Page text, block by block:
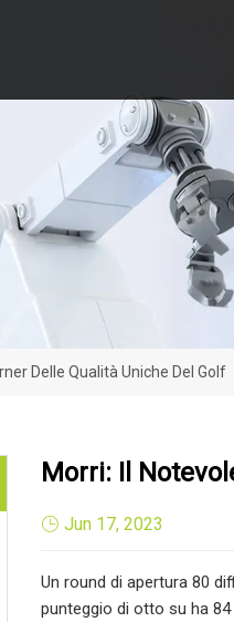
Delle Qualità Uniche Del Golf
Morri: Il
Jun 17, 2023
Un round di apertura 80
punteggio di otto su ha 84